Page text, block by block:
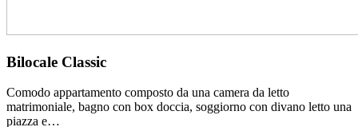
Bilocale Classic
Comodo appartamento composto da una camera da letto
matrimoniale, bagno con box doccia, soggiorno con divano letto una
piazza e…